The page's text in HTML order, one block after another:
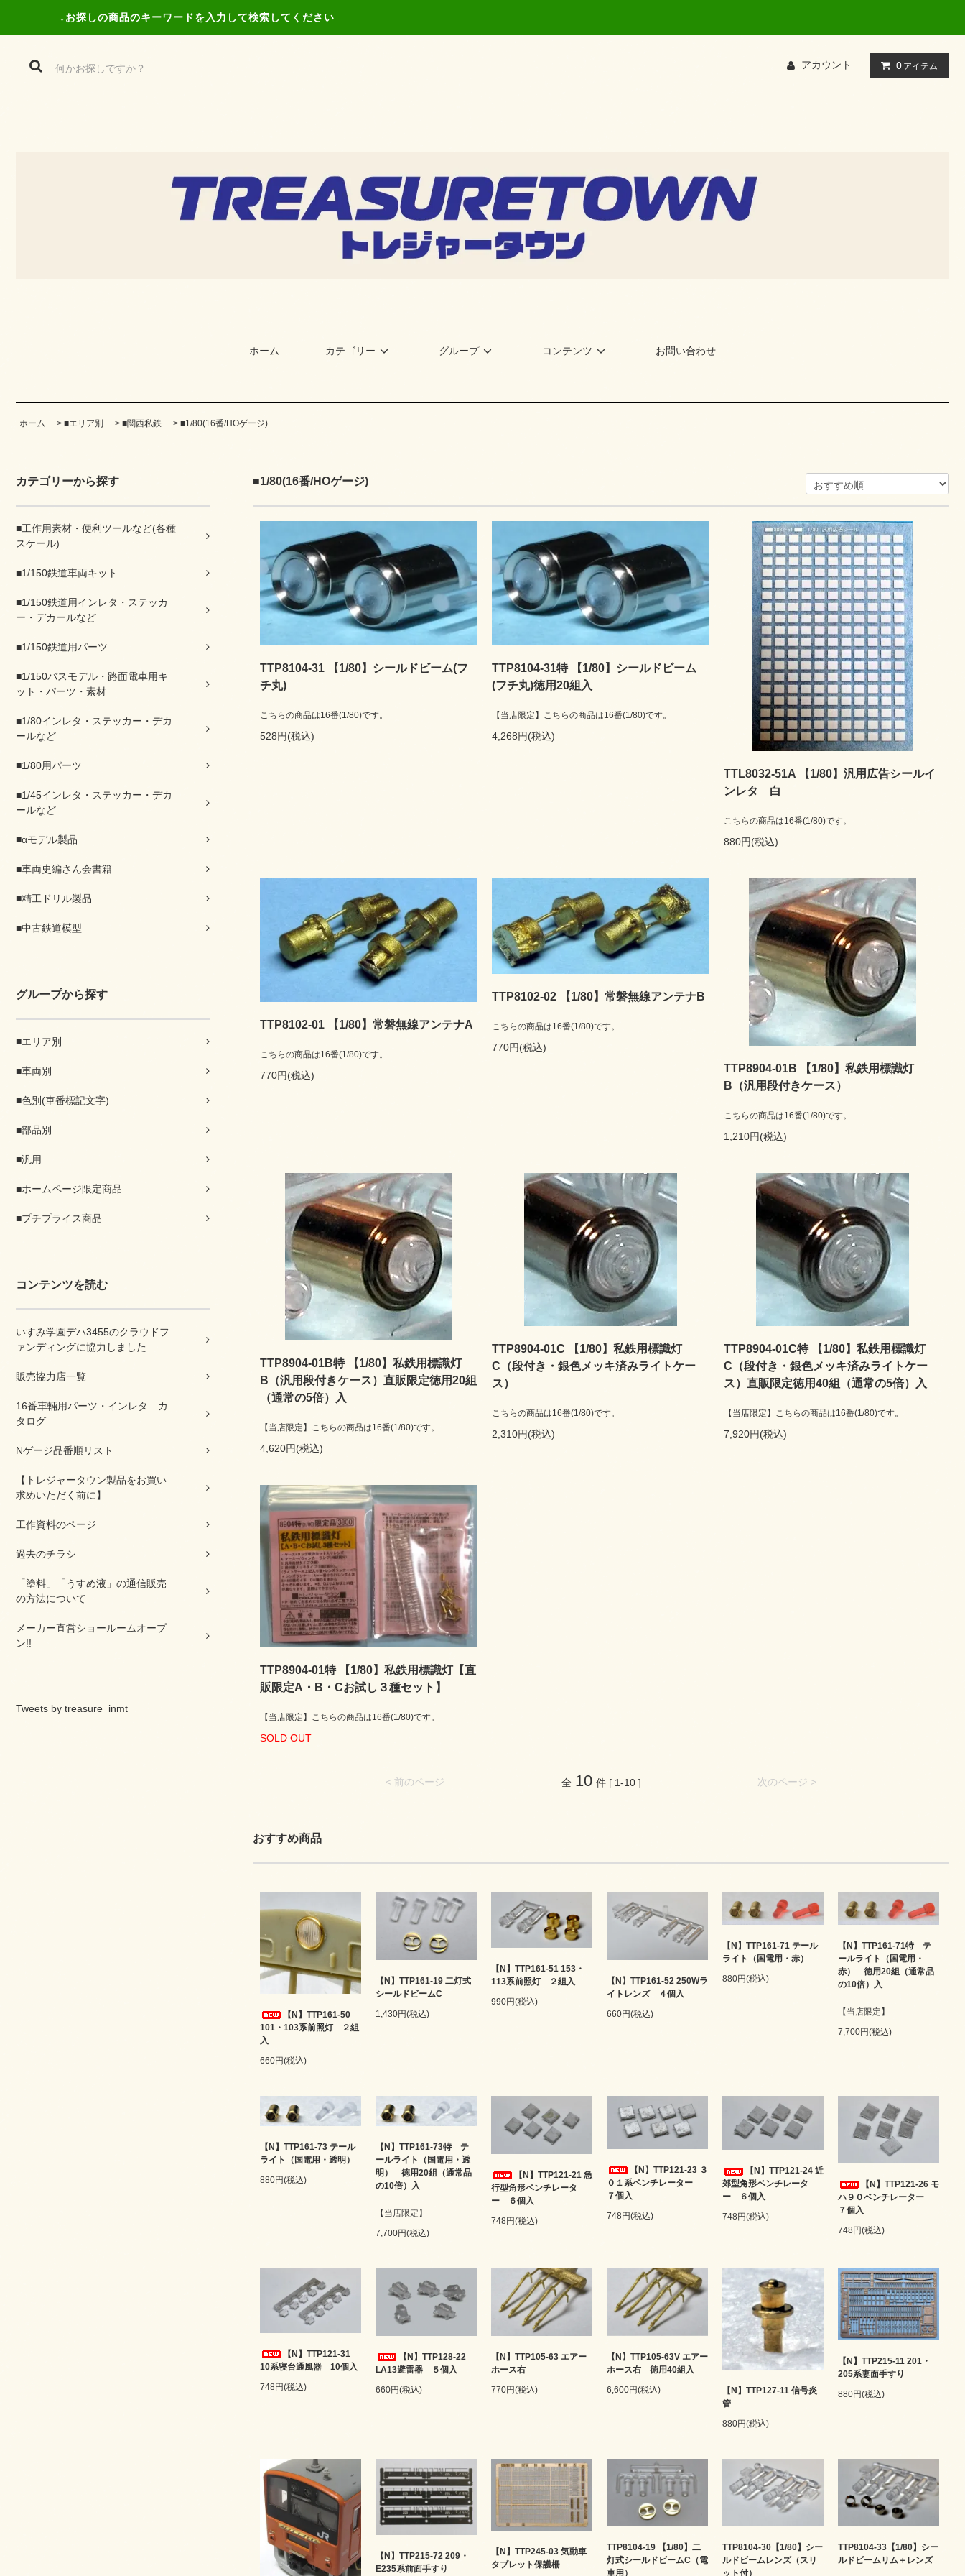
↓お探しの商品のキーワードを入力して検索してください
アカウント 0 アイテム
ホーム カテゴリー グループ コンテンツ お問い合わせ
ホーム > ■エリア別 > ■関西私鉄 > ■1/80(16番/HOゲージ)
カテゴリーから探す
■工作用素材・便利ツールなど(各種
スケール)
■1/150鉄道車両キット
■1/150鉄道用インレタ・ステッカ
ー・デカールなど
■1/150鉄道用パーツ
■1/150バスモデル・路面電車用キ
ット・パーツ・素材
■1/80インレタ・ステッカー・デカ
ールなど
■1/80用パーツ
■1/45インレタ・ステッカー・デカ
ールなど
■αモデル製品
■車両史編さん会書籍
■精工ドリル製品
■中古鉄道模型
グループから探す
■エリア別
■車両別
■色別(車番標記文字)
■部品別
■汎用
■ホームページ限定商品
■プチプライス商品
コンテンツを読む
いすみ学園デハ3455のクラウドフ
ァンディングに協力しました
販売協力店一覧
16番車輛用パーツ・インレタ カ
タログ
Nゲージ品番順リスト
【トレジャータウン製品をお買い
求めいただく前に】
工作資料のページ
過去のチラシ
「塗料」「うすめ液」の通信販売
の方法について
メーカー直営ショールームオープ
ン!!
Tweets by treasure_inmt
■1/80(16番/HOゲージ)
TTP8104-31 【1/80】シールドビーム(フ
チ丸)
こちらの商品は16番(1/80)です。
528円(税込)
TTP8104-31特 【1/80】シールドビーム
(フチ丸)徳用20組入
【当店限定】こちらの商品は16番(1/80)です。
4,268円(税込)
TTL8032-51A 【1/80】汎用広告シールイ
ンレタ 白
こちらの商品は16番(1/80)です。
880円(税込)
TTP8102-01 【1/80】常磐無線アンテナA
こちらの商品は16番(1/80)です。
770円(税込)
TTP8102-02 【1/80】常磐無線アンテナB
こちらの商品は16番(1/80)です。
770円(税込)
TTP8904-01B 【1/80】私鉄用標識灯
B（汎用段付きケース）
こちらの商品は16番(1/80)です。
1,210円(税込)
TTP8904-01B特 【1/80】私鉄用標識灯
B（汎用段付きケース）直販限定徳用20組
（通常の5倍）入
【当店限定】こちらの商品は16番(1/80)です。
4,620円(税込)
TTP8904-01C 【1/80】私鉄用標識灯
C（段付き・銀色メッキ済みライトケー
ス）
こちらの商品は16番(1/80)です。
2,310円(税込)
TTP8904-01C特 【1/80】私鉄用標識灯
C（段付き・銀色メッキ済みライトケー
ス）直販限定徳用40組（通常の5倍）入
【当店限定】こちらの商品は16番(1/80)です。
7,920円(税込)
TTP8904-01特 【1/80】私鉄用標識灯【直
販限定A・B・Cお試し３種セット】
【当店限定】こちらの商品は16番(1/80)です。
SOLD OUT
< 前のページ 次のページ >
全 10 件 [ 1-10 ]
おすすめ商品
【N】TTP161-50
101・103系前照灯 ２組
入
660円(税込)
【N】TTP161-19 二灯式
シールドビームC
1,430円(税込)
【N】TTP161-51 153・
113系前照灯 ２組入
990円(税込)
【N】TTP161-52 250Wラ
イトレンズ ４個入
660円(税込)
【N】TTP161-71 テール
ライト（国電用・赤）
880円(税込)
【N】TTP161-71特 テ
ールライト（国電用・
赤） 徳用20組（通常品
の10倍）入
【当店限定】
7,700円(税込)
【N】TTP161-73 テール
ライト（国電用・透明）
880円(税込)
【N】TTP161-73特 テ
ールライト（国電用・透
明） 徳用20組（通常品
の10倍）入
【当店限定】
7,700円(税込)
【N】TTP121-21 急
行型角形ベンチレータ
ー ６個入
748円(税込)
【N】TTP121-23 ３
０１系ベンチレーター
７個入
748円(税込)
【N】TTP121-24 近
郊型角形ベンチレータ
ー ６個入
748円(税込)
【N】TTP121-26 モ
ハ９０ベンチレーター
７個入
748円(税込)
【N】TTP121-31
10系寝台通風器 10個入
748円(税込)
【N】TTP128-22
LA13避雷器 ５個入
660円(税込)
【N】TTP105-63 エアー
ホース右
770円(税込)
【N】TTP105-63V エアー
ホース右 徳用40組入
6,600円(税込)
【N】TTP127-11 信号炎
管
880円(税込)
【N】TTP215-11 201・
205系妻面手すり
880円(税込)
【N】TTP215-72 209・
E235系前面手すり
【N】TTP245-03 気動車
タブレット保護柵
TTP8104-19 【1/80】二
灯式シールドビームC（電
車用）
TTP8104-30【1/80】シー
ルドビームレンズ（スリ
ット付）
TTP8104-33【1/80】シー
ルドビームリム＋レンズ